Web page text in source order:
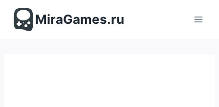
содержимомуMiraGames.ru